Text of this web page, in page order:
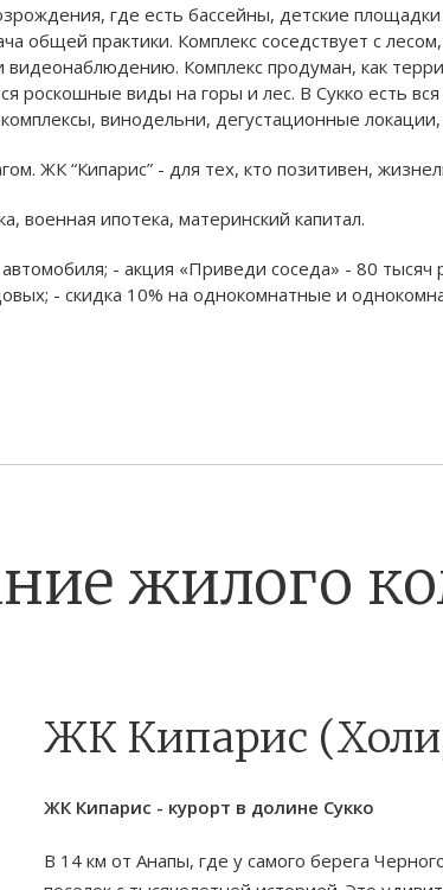
где есть бассейны, детские
практики. Комплекс соседствует с
видеонаблюдению. Комплекс продуман, как
роскошные виды на горы и лес. В Сукко есть
винодельни, дегустационные
ЖК “Кипарис” - для тех, кто позитивен,
военная ипотека, материнский капитал.
- акция «Приведи соседа» - 80 тысяч
- скидка 10% на однокомнатные и
жилого
ЖК Кипарис
ЖК Кипарис - курорт в долине Сукко
В 14 км от Анапы, где у самого берега